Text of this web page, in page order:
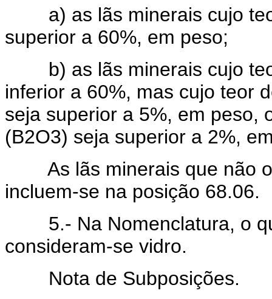
a) as lãs minerais cujo
superior a 60%, em peso;
b) as lãs minerais cujo
inferior a 60%, mas cujo teor
seja superior a 5%, em peso,
(B2O3) seja superior a 2%,
As lãs minerais que não
incluem-se na posição 68.06.
5.- Na Nomenclatura, o
consideram-se vidro.
Nota de Subposições.